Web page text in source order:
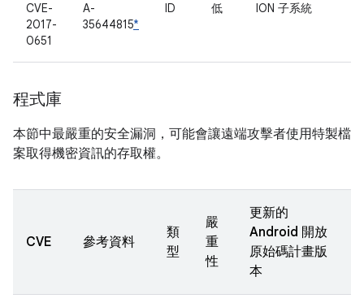
CVE-
2017-
0651
A-
35644815*
ID 低 ION 子系統
程式庫
本節中最嚴重的安全漏洞，可能會讓遠端攻擊者使用特製檔
案取得機密資訊的存取權。
CVE 參考資料
類
型
嚴
重
性
更新的
Android 開放
原始碼計畫版
本